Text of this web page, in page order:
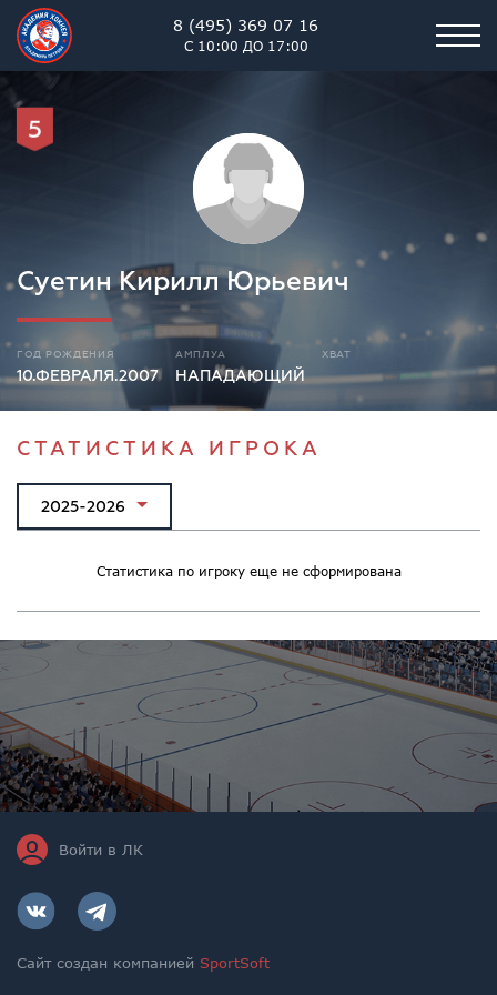
8 (495) 369 07 16
С 10:00 ДО 17:00
5
Суетин Кирилл Юрьевич
ГОД РОЖДЕНИЯ
10.ФЕВРАЛЯ.2007
АМПЛУА
НАПАДАЮЩИЙ
ХВАТ
СТАТИСТИКА ИГРОКА
2025-2026
Статистика по игроку еще не сформирована
Войти в ЛК
Сайт создан компанией SportSoft